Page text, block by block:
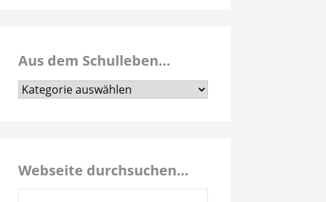
Aus dem Schulleben…
Aus
Webseite durchsuchen…